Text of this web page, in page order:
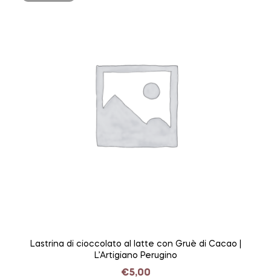
Lastrina di cioccolato al latte con Gruè di Cacao |
L’Artigiano Perugino
€5,00